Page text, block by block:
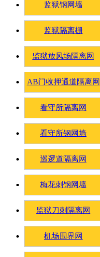
监狱钢网墙
监狱隔离栅
监狱放风场隔离网
AB门收押通道隔离网
看守所隔离网
看守所钢网墙
巡逻道隔离网
梅花刺钢网墙
监狱刀刺隔离网
机场围界网